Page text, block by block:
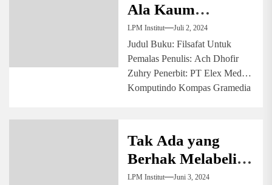
Ala Kaum
Rebahan
LPM Institut Juli 2, 2024
Judul Buku: Filsafat Untuk
Pemalas Penulis: Ach Dhofir
Zuhry Penerbit: PT Elex Media
Komputindo Kompas Gramedia
Tak Ada yang
Berhak Melabeli
Kebenaran
LPM Institut Juni 3, 2024